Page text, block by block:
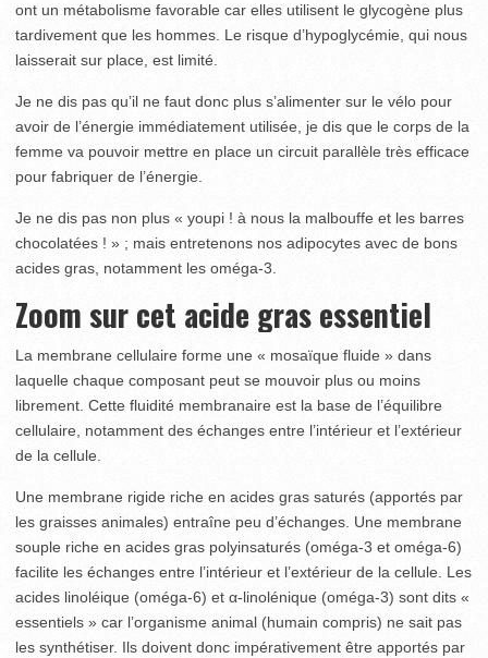
ont un métabolisme favorable car elles utilisent le glycogène plus
tardivement que les hommes. Le risque d’hypoglycémie, qui nous
laisserait sur place, est limité.
Je ne dis pas qu’il ne faut donc plus s’alimenter sur le vélo pour
avoir de l’énergie immédiatement utilisée, je dis que le corps de la
femme va pouvoir mettre en place un circuit parallèle très efficace
pour fabriquer de l’énergie.
Je ne dis pas non plus « youpi ! à nous la malbouffe et les barres
chocolatées ! » ; mais entretenons nos adipocytes avec de bons
acides gras, notamment les oméga-3.
Zoom sur cet acide gras essentiel
La membrane cellulaire forme une « mosaïque fluide » dans
laquelle chaque composant peut se mouvoir plus ou moins
librement. Cette fluidité membranaire est la base de l’équilibre
cellulaire, notamment des échanges entre l’intérieur et l’extérieur
de la cellule.
Une membrane rigide riche en acides gras saturés (apportés par
les graisses animales) entraîne peu d’échanges. Une membrane
souple riche en acides gras polyinsaturés (oméga-3 et oméga-6)
facilite les échanges entre l’intérieur et l’extérieur de la cellule. Les
acides linoléique (oméga-6) et α-linolénique (oméga-3) sont dits «
essentiels » car l’organisme animal (humain compris) ne sait pas
les synthétiser. Ils doivent donc impérativement être apportés par